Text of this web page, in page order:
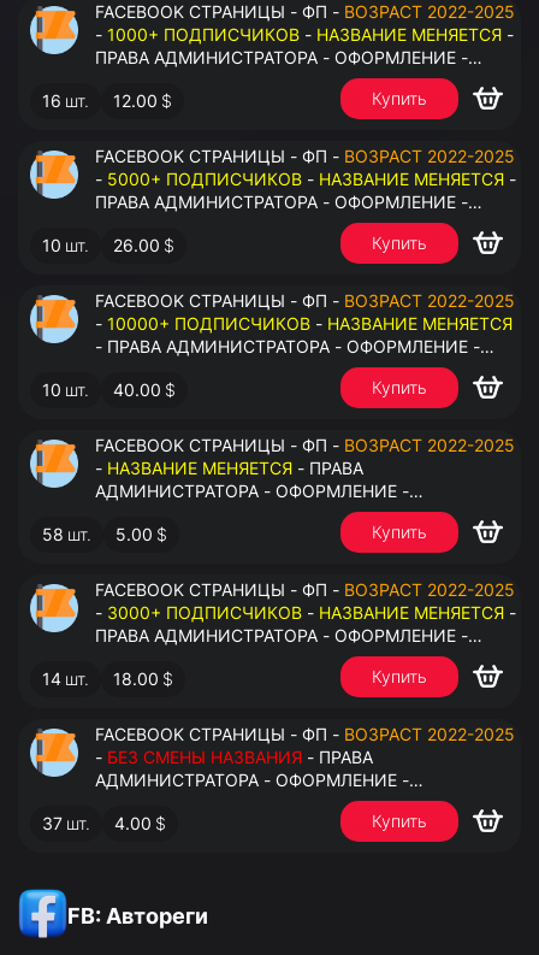
FACEBOOK СТРАНИЦЫ - ФП - ВОЗРАСТ 2022-2025
- 1000+ ПОДПИСЧИКОВ - НАЗВАНИЕ МЕНЯЕТСЯ -
ПРАВА АДМИНИСТРАТОРА - ОФОРМЛЕНИЕ -
ЗАПОЛНЕННАЯ ИНФОРМАЦИЯ - ПОД ВСЕ ГЕО
16 шт. 12.00 $ Купить
FACEBOOK СТРАНИЦЫ - ФП - ВОЗРАСТ 2022-2025
- 5000+ ПОДПИСЧИКОВ - НАЗВАНИЕ МЕНЯЕТСЯ -
ПРАВА АДМИНИСТРАТОРА - ОФОРМЛЕНИЕ -
ЗАПОЛНЕННАЯ ИНФОРМАЦИЯ - ПОД ВСЕ ГЕО
10 шт. 26.00 $ Купить
FACEBOOK СТРАНИЦЫ - ФП - ВОЗРАСТ 2022-2025
- 10000+ ПОДПИСЧИКОВ - НАЗВАНИЕ МЕНЯЕТСЯ
- ПРАВА АДМИНИСТРАТОРА - ОФОРМЛЕНИЕ -
ЗАПОЛНЕННАЯ ИНФОРМАЦИЯ - ПОД ВСЕ ГЕО
10 шт. 40.00 $ Купить
FACEBOOK СТРАНИЦЫ - ФП - ВОЗРАСТ 2022-2025
- НАЗВАНИЕ МЕНЯЕТСЯ - ПРАВА
АДМИНИСТРАТОРА - ОФОРМЛЕНИЕ -
ЗАПОЛНЕННАЯ ИНФОРМАЦИЯ - ПОД ВСЕ ГЕО
58 шт. 5.00 $ Купить
FACEBOOK СТРАНИЦЫ - ФП - ВОЗРАСТ 2022-2025
- 3000+ ПОДПИСЧИКОВ - НАЗВАНИЕ МЕНЯЕТСЯ -
ПРАВА АДМИНИСТРАТОРА - ОФОРМЛЕНИЕ -
ЗАПОЛНЕННАЯ ИНФОРМАЦИЯ - ПОД ВСЕ ГЕО
14 шт. 18.00 $ Купить
FACEBOOK СТРАНИЦЫ - ФП - ВОЗРАСТ 2022-2025
- БЕЗ СМЕНЫ НАЗВАНИЯ - ПРАВА
АДМИНИСТРАТОРА - ОФОРМЛЕНИЕ -
ЗАПОЛНЕННАЯ ИНФОРМАЦИЯ - ПОД ВСЕ ГЕО
37 шт. 4.00 $ Купить
FB: Автореги